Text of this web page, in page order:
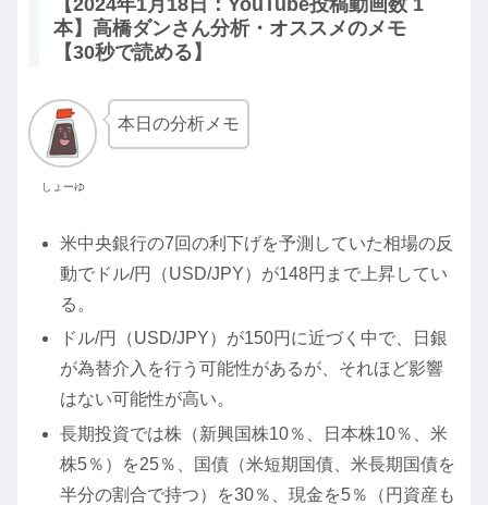
本】高橋ダンさん分析・オススメのメモ
【30秒で読める】
しょーゆ
本日の分析メモ
米中央銀行の7回の利下げを予測していた相場の反
動でドル/円（USD/JPY）が148円まで上昇してい
る。
ドル/円（USD/JPY）が150円に近づく中で、日銀
が為替介入を行う可能性があるが、それほど影響
はない可能性が高い。
長期投資では株（新興国株10％、日本株10％、米
株5％）を25％、国債（米短期国債、米長期国債を
半分の割合で持つ）を30％、現金を5％（円資産も